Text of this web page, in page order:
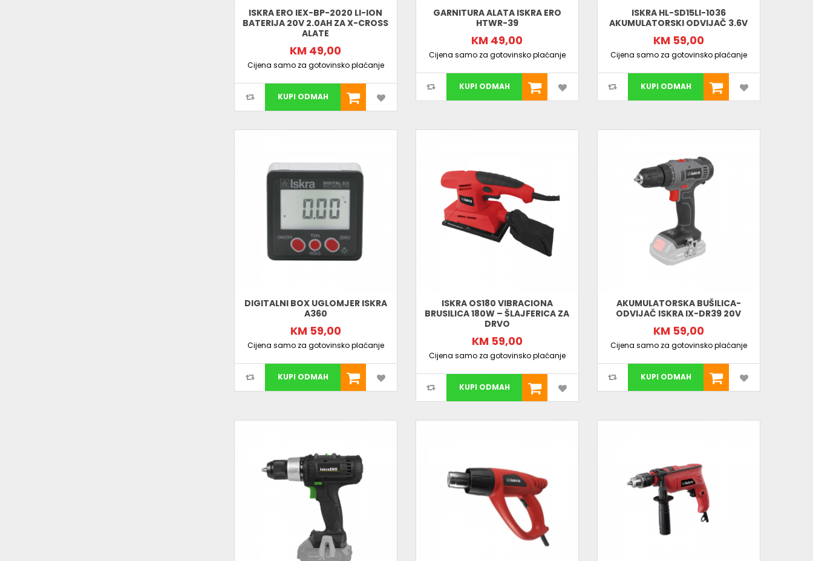
ISKRA ERO IEX-BP-2020 LI-ION
BATERIJA 20V 2.0AH ZA X-CROSS
ALATE
KM 49,00
Cijena samo za gotovinsko plaćanje
KUPI ODMAH
GARNITURA ALATA ISKRA ERO
HTWR-39
KM 49,00
Cijena samo za gotovinsko plaćanje
KUPI ODMAH
ISKRA HL-SD15LI-1036
AKUMULATORSKI ODVIJAČ 3.6V
KM 59,00
Cijena samo za gotovinsko plaćanje
KUPI ODMAH
DIGITALNI BOX UGLOMJER ISKRA
A360
KM 59,00
Cijena samo za gotovinsko plaćanje
KUPI ODMAH
ISKRA OS180 VIBRACIONA
BRUSILICA 180W – ŠLAJFERICA ZA
DRVO
KM 59,00
Cijena samo za gotovinsko plaćanje
KUPI ODMAH
AKUMULATORSKA BUŠILICA-
ODVIJAČ ISKRA IX-DR39 20V
KM 59,00
Cijena samo za gotovinsko plaćanje
KUPI ODMAH